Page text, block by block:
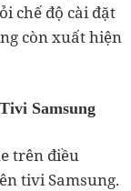
chế độ cài đặt
còn xuất hiện
Samsung
trên điều
tivi Samsung.